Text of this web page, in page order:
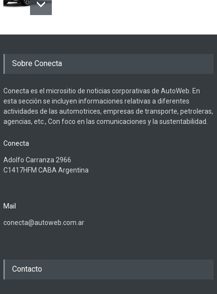
Sobre Conecta
Conecta es el micrositio de noticias corporativas de AutoWeb. En
esta sección se incluyen informaciones relativas a diferentes
actividades de las automotrices, empresas de transporte, petroleras,
agencias, etc., Con foco en las comunicaciones y la sustentabilidad.
Conecta
Adolfo Carranza 2966
C1417HFM CABA Argentina
Mail
conecta@autoweb.com.ar
Contacto